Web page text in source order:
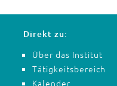
Direkt zu:
Über das Institut
Tätigkeitsbereich
Kalender